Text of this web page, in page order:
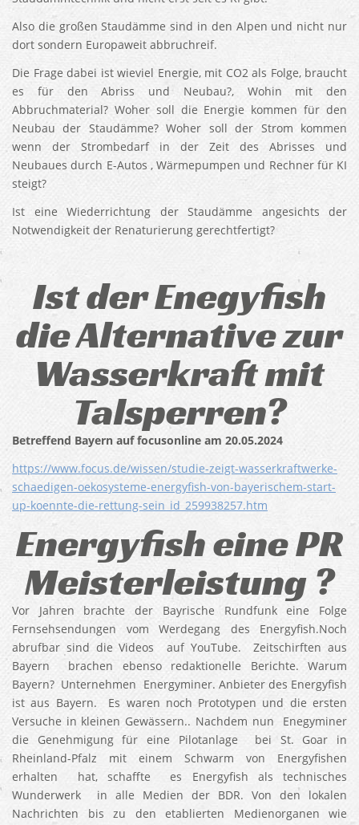
Also die großen Staudämme sind in den Alpen und nicht nur
dort sondern Europaweit abbruchreif.
Die Frage dabei ist wieviel Energie, mit CO2 als Folge, braucht
es für den Abriss und Neubau?, Wohin mit den
Abbruchmaterial? Woher soll die Energie kommen für den
Neubau der Staudämme? Woher soll der Strom kommen
wenn der Strombedarf in der Zeit des Abrisses und
Neubaues durch E-Autos , Wärmepumpen und Rechner für KI
steigt?
Ist eine Wiederrichtung der Staudämme angesichts der
Notwendigkeit der Renaturierung gerechtfertigt?
Ist der Enegyfish
die Alternative zur
Wasserkraft mit
Talsperren?
Betreffend Bayern auf focusonline am 20.05.2024
https://www.focus.de/wissen/studie-zeigt-wasserkraftwerke-
schaedigen-oekosysteme-energyfish-von-bayerischem-start-
up-koennte-die-rettung-sein_id_259938257.htm
Energyfish eine PR
Meisterleistung ?
Vor Jahren brachte der Bayrische Rundfunk eine Folge
Fernsehsendungen vom Werdegang des Energyfish.Noch
abrufbar sind die Videos auf YouTube. Zeitschirften aus
Bayern brachen ebenso redaktionelle Berichte. Warum
Bayern? Unternehmen Energyminer. Anbieter des Energyfish
ist aus Bayern. Es waren noch Prototypen und die ersten
Versuche in kleinen Gewässern.. Nachdem nun Enegyminer
die Genehmigung für eine Pilotanlage bei St. Goar in
Rheinland-Pfalz mit einem Schwarm von Energyfishen
erhalten hat, schaffte es Energyfish als technisches
Wunderwerk in alle Medien der BDR. Von den lokalen
Nachrichten bis zu den etablierten Medienorganen wie